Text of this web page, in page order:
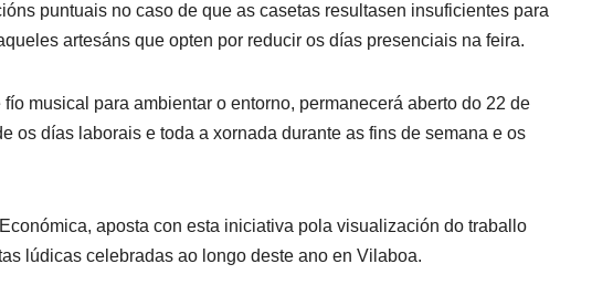
puntuais no caso de que as casetas resultasen insuficientes para
artesáns que opten por reducir os días presenciais na feira.
musical para ambientar o entorno, permanecerá aberto do 22 de
os días laborais e toda a xornada durante as fins de semana e os
aposta con esta iniciativa pola visualización do traballo
lúdicas celebradas ao longo deste ano en Vilaboa.